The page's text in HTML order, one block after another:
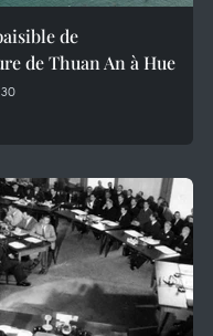
de
de Thuan An à Hue